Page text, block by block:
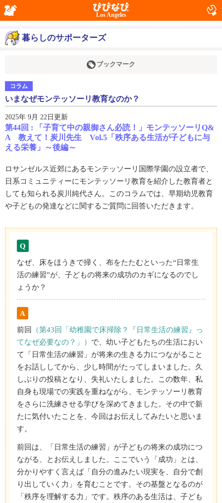
Los Angeles
暮らしのサポーターズ
ブックマーク
コラム
いまなぜモンテッソーリ教育なのか？
2025年 9月 22日更新
第44回 : 「子育て中の親御さん必読！」モンテッソーリQ&
A 教えて！炭川先生 Vol.5「秩序ある生活が子どもに与
える栄養」～後編～
ロサンゼルス近郊にあるモンテッソーリ国際学園の設立者で、
日系コミュニティーにモンテッソーリ教育を紹介した教育者と
しても知られる炭川純代さん。このコラムでは、早期幼児教育
や子どもの発達などに関するご質問に回答いただきます。
Q
なぜ、床をほうきで掃く、布をたたむといった“日常生
活の練習”が、子どもの将来の成功のカギになるのでし
ょうか？
A
前回
（第43回「幼稚園で床掃除？『日常生活の練習』っ
てなぜ必要なの？」） で、幼い子どもたちの生活におい
て「日常生活の練習」が将来の生きる力につながること
をお話ししてから、少し時間がたってしまいました。久
しぶりの投稿となり、失礼いたしました。この数年、私
自身も現場での実践を重ねながら、モンテッソーリ教育
をさらに洗練させる学びを深めてきました。その中で新
たに気付いたことを、今回はお伝えしてみたいと思いま
す。
前回は、「日常生活の練習」が子どもの将来の成功につ
ながる、とお伝えしました。ここでいう「成功」とは、
分かりやすく言えば「自分の進みたい現実を、自分で創
り出していく力」を育むことです。その基盤となるのが
「秩序を理解する力」です。秩序のある生活は、子ども